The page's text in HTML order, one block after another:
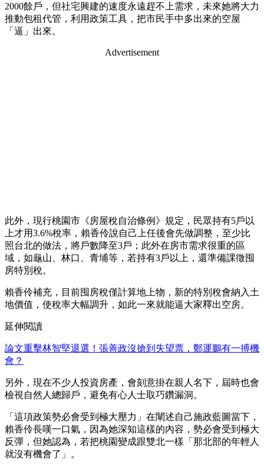
2000餘戶，但社宅興建的速度永遠趕不上需求，未來她將大力
推動包租代管，利用政策工具，把市民手中多出來的空屋
「逼」出來。
Advertisement
此外，現行桃園市《房屋稅自治條例》規定，民眾持有5戶以
上才用3.6%稅率，賴香伶說自己上任後會先做調整，至少比
照台北的做法，將戶數降至3戶；此外在房市需求很重的區
域，如龜山、林口、青埔等，若持有3戶以上，還準備課徵囤
房特別稅。
賴香伶補充，目前囤房稅僅計算地上物，新的特別稅會納入土
地價值，使稅率大幅調升，如此一來就能逼大家釋出空房。
延伸閱讀
論文重擊林智堅退選！張善政沒搶到失望票，鄭運鵬有一搏機
會？
另外，現在不少人投資房產，會刻意掛在親人名下，屆時也會
檢視自然人總歸戶，避免有心人士取巧鑽漏洞。
「這項政策勢必會受到極大壓力」在闡述自己施政藍圖當下，
賴香伶長嘆一口氣，因為她深知這樣的內容，勢必會受到極大
反彈，但她認為，若把桃園變成跟雙北一樣「那北部的年輕人
就沒有機會了」。